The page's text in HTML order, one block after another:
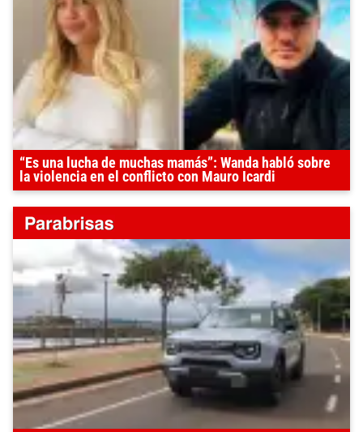
“Es una lucha de muchas mamás”: Wanda habló sobre
la violencia en el conflicto con Mauro Icardi